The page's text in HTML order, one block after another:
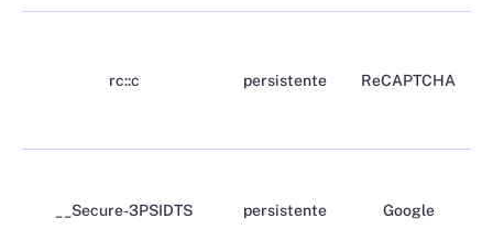
rc::c persistente ReCAPTCHA
__Secure-3PSIDTS persistente Google